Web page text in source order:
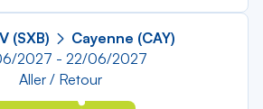
(SXB)
Cayenne (CAY)
2027 - 22/06/2027
Aller / Retour